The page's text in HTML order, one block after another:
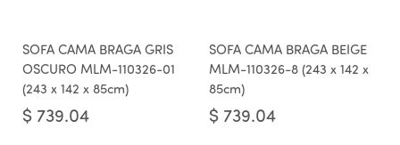
SOFA CAMA BRAGA GRIS
OSCURO MLM-110326-01
(243 x 142 x 85cm)
$ 739.04
SOFA CAMA BRAGA BEIGE
MLM-110326-8 (243 x 142 x
85cm)
$ 739.04